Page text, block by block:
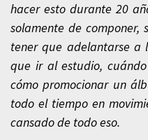
hacer esto durante 20
solamente de
tener que adelantarse a
que ir al estudio,
cómo promocionar un
todo el tiempo en
cansado de todo eso.